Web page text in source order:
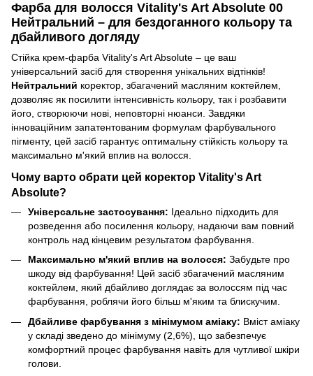
Фарба для волосся Vitality's Art Absolute 00
Нейтральний – для бездоганного кольору та
дбайливого догляду
Стійка крем-фарба Vitality's Art Absolute – це ваш
універсальний засіб для створення унікальних відтінків!
Нейтральний коректор, збагачений масляним коктейлем,
дозволяє як посилити інтенсивність кольору, так і розбавити
його, створюючи нові, неповторні нюанси. Завдяки
інноваційним запатентованим формулам фарбувального
пігменту, цей засіб гарантує оптимальну стійкість кольору та
максимально м'який вплив на волосся.
Чому варто обрати цей коректор Vitality's Art
Absolute?
Універсальне застосування: Ідеально підходить для
розведення або посилення кольору, надаючи вам повний
контроль над кінцевим результатом фарбування.
Максимально м'який вплив на волосся: Забудьте про
шкоду від фарбування! Цей засіб збагачений масляним
коктейлем, який дбайливо доглядає за волоссям під час
фарбування, роблячи його більш м'яким та блискучим.
Дбайливе фарбування з мінімумом аміаку: Вміст аміаку
у складі зведено до мінімуму (2,6%), що забезпечує
комфортний процес фарбування навіть для чутливої шкіри
голови.